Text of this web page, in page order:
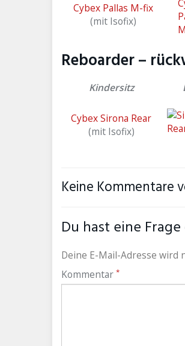
Cybex Pallas M-fix
(mit Isofix)
Reboarder –
Kindersitz
Cybex Sirona Rear
(mit Isofix)
Keine Kommentare
Du hast eine
Deine E-Mail-Adresse
Kommentar *